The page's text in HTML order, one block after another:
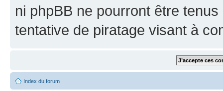
ni phpBB ne pourront être
tentative de piratage visant à
Index du forum